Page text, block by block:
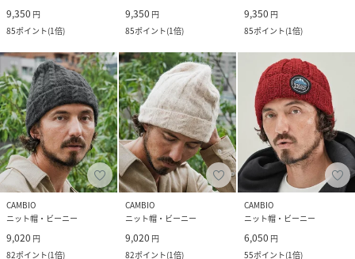
9,350 円
85ポイント(1倍)
9,350 円
85ポイント(1倍)
9,350 円
85ポイント(1倍)
CAMBIO
ニット帽・ビーニー
9,020 円
82ポイント(1倍)
CAMBIO
ニット帽・ビーニー
9,020 円
82ポイント(1倍)
CAMBIO
ニット帽・ビーニー
6,050 円
55ポイント(1倍)